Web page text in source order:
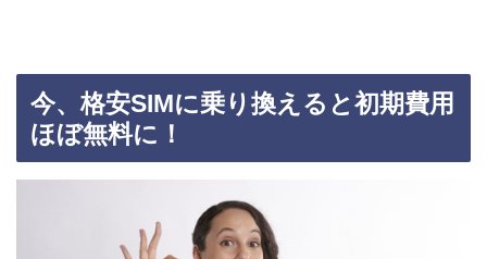
今、格安SIMに乗り換えると初期費用
ほぼ無料に！